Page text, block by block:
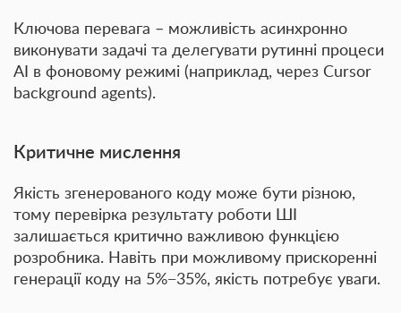
Ключова перевага – можливість асинхронно
виконувати задачі та делегувати рутинні процеси
AI в фоновому режимі (наприклад, через Cursor
background agents).
Критичне мислення
Якість згенерованого коду може бути різною,
тому перевірка результату роботи ШІ
залишається критично важливою функцією
розробника. Навіть при можливому прискоренні
генерації коду на 5%−35%, якість потребує уваги.